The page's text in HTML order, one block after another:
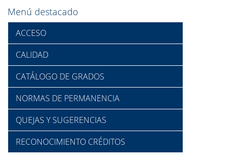
Menú destacado
ACCESO
CALIDAD
CATÁLOGO DE GRADOS
NORMAS DE PERMANENCIA
QUEJAS Y SUGERENCIAS
RECONOCIMIENTO CRÉDITOS